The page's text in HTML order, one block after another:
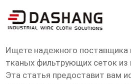
высокое ксчество
фильтровая
Ищете надежного поставщика
тканых фильтрующих сеток
Эта статья предоставит вам